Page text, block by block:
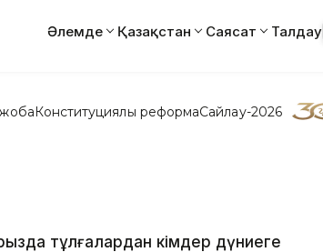
Әлемде Қазақстан Саясат Талдау
Конституциялық реформаСайлау-2026
тұлғалардан кімдер дүниеге